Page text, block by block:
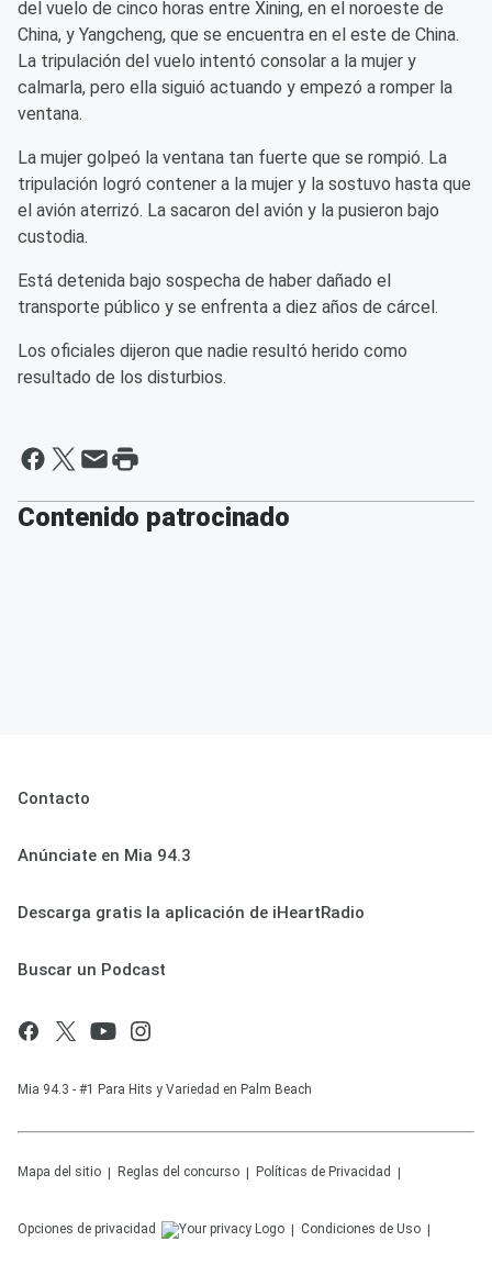
del vuelo de cinco horas entre Xining, en el noroeste de
China, y Yangcheng, que se encuentra en el este de China.
La tripulación del vuelo intentó consolar a la mujer y
calmarla, pero ella siguió actuando y empezó a romper la
ventana.
La mujer golpeó la ventana tan fuerte que se rompió. La
tripulación logró contener a la mujer y la sostuvo hasta que
el avión aterrizó. La sacaron del avión y la pusieron bajo
custodia.
Está detenida bajo sospecha de haber dañado el
transporte público y se enfrenta a diez años de cárcel.
Los oficiales dijeron que nadie resultó herido como
resultado de los disturbios.
Contenido patrocinado
Contacto
Anúnciate en Mia 94.3
Descarga gratis la aplicación de iHeartRadio
Buscar un Podcast
Mia 94.3 - #1 Para Hits y Variedad en Palm Beach
Mapa del sitio Reglas del concurso Políticas de Privacidad
Opciones de privacidad Condiciones de Uso